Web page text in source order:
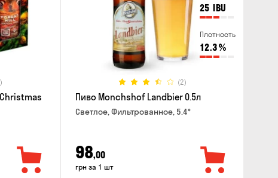
25 IBU
Плотность
12.3%
(2)
Пиво Monchshof Landbier 0.5л
Светлое, Фильтрованное, 5.4°
98,00
грн за 1 шт